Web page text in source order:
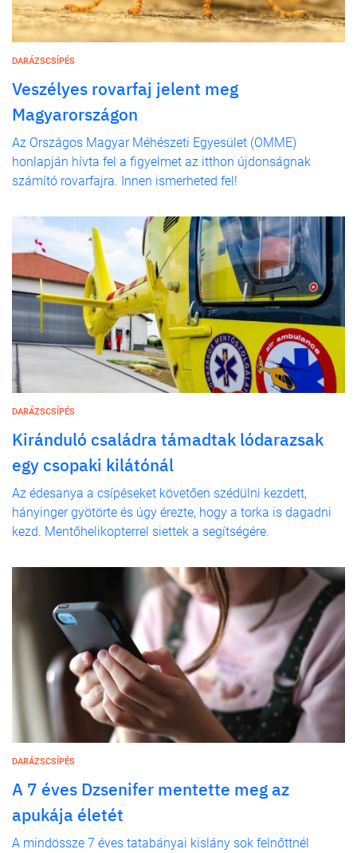
DARÁZSCSÍPÉS
Veszélyes rovarfaj jelent meg
Magyarországon
Az Országos Magyar Méhészeti Egyesület (OMME)
honlapján hívta fel a figyelmet az itthon újdonságnak
számító rovarfajra. Innen ismerheted fel!
DARÁZSCSÍPÉS
Kiránduló családra támadtak lódarazsak
egy csopaki kilátónál
Az édesanya a csípéseket követően szédülni kezdett,
hányinger gyötörte és úgy érezte, hogy a torka is dagadni
kezd. Mentőhelikopterrel siettek a segítségére.
DARÁZSCSÍPÉS
A 7 éves Dzsenifer mentette meg az
apukája életét
A mindössze 7 éves tatabányai kislány sok felnőttnél